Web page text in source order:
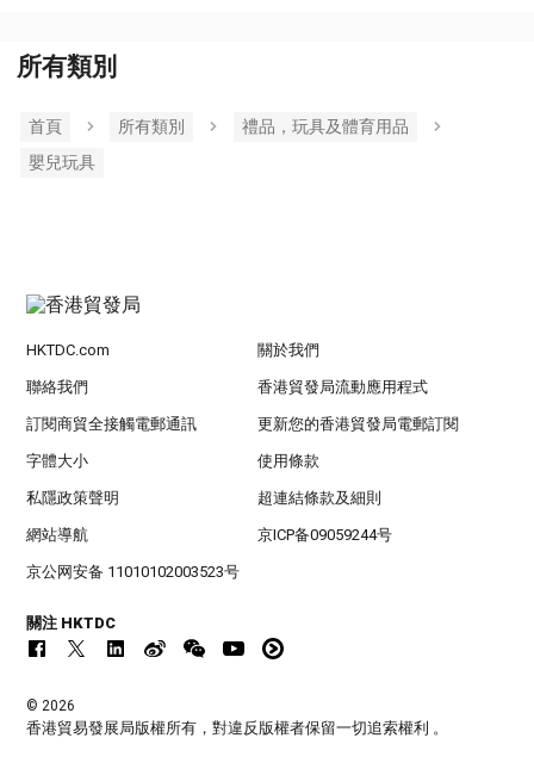
所有類別
首頁 所有類別
禮品，玩具及體育用品
嬰兒玩具
HKTDC.com 關於我們
聯絡我們 香港貿發局流動應用程式
訂閱商貿全接觸電郵通訊 更新您的香港貿發局電郵訂閱
字體大小 使用條款
私隱政策聲明 超連結條款及細則
網站導航 京ICP备09059244号
京公网安备 11010102003523号
關注 HKTDC
© 2026
香港貿易發展局版權所有，對違反版權者保留一切追索權利 。